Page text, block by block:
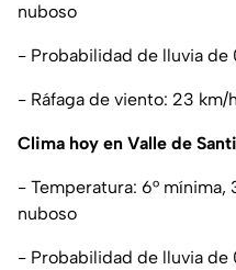
nuboso
- Probabilidad de lluvia de
- Ráfaga de viento: 23 km/h
Clima hoy en Valle de
- Temperatura: 6° mínima,
nuboso
- Probabilidad de lluvia de